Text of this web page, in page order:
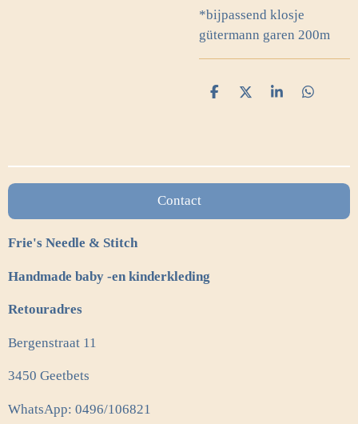
*bijpassend klosje
gütermann garen 200m
D
D
S
D
Contact
Frie's Needle & Stitch
Handmade baby -en kinderkleding
Retouradres
Bergenstraat 11
3450 Geetbets
WhatsApp: 0496/106821